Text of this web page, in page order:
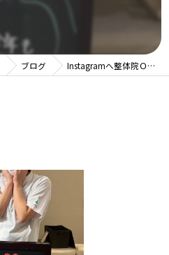
ブログ Instagramへ整体院Ｏ…